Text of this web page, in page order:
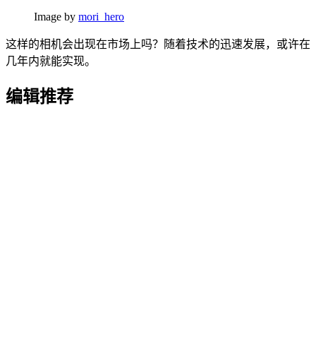
Image by mori_hero
这样的相机会出现在市场上吗？随着技术的迅速发展，或许在
几年内就能实现。
编辑推荐